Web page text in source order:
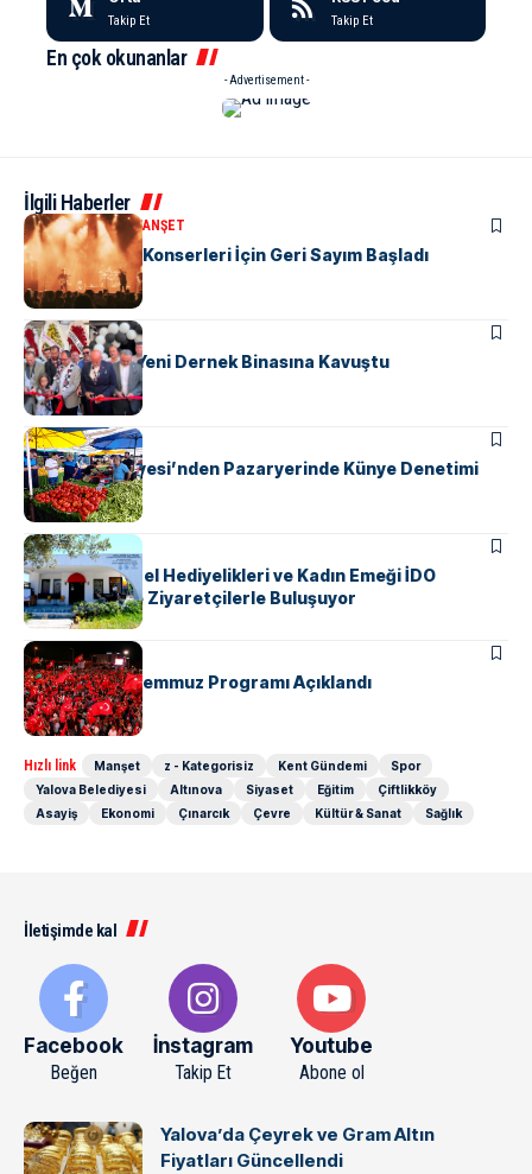
Takip Et Takip Et
En çok okunanlar
- Advertisement -
İlgili Haberler
KÜLTÜR & SANATMANŞET
Yalova’da Yaz Konserleri İçin Geri Sayım Başladı
MANŞETSPOR
Beşiktaşlılar Yeni Dernek Binasına Kavuştu
KENT GÜNDEMI
Yalova Belediyesi’nden Pazaryerinde Künye Denetimi
KENT GÜNDEMI
Yalova’nın Yerel Hediyelikleri ve Kadın Emeği İDO
Terminali’nde Ziyaretçilerle Buluşuyor
KENT GÜNDEMI
Yalova’da 15 Temmuz Programı Açıklandı
Hızlı link Manşet z - Kategorisiz Kent Gündemi
Spor
Yalova Belediyesi
Altınova Siyaset Eğitim
Çiftlikköy
Asayiş
Ekonomi Çınarcık Çevre Kültür & Sanat Sağlık
İletişimde kal
Facebook
Beğen
İnstagram
Takip Et
Youtube
Abone ol
Yalova’da Çeyrek ve Gram Altın
Fiyatları Güncellendi